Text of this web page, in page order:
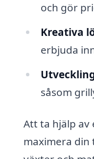
och gör
Kreativa
erbjuda
såsom
Att ta hjälp av
maximera din